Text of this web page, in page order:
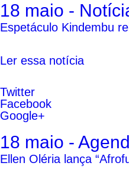
18 maio -
Espetáculo Kindembu
Ler essa notícia
Twitter
Facebook
Google+
18 maio -
Ellen Oléria lança